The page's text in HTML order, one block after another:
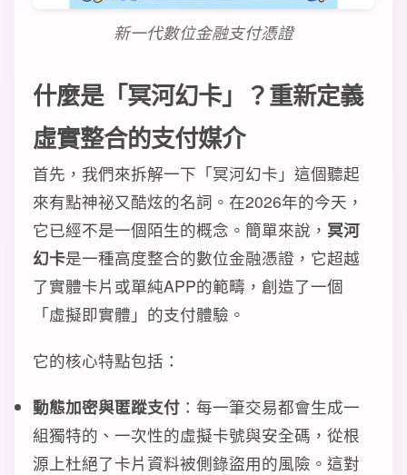
新一代數位金融支付憑證
什麼是「冥河幻卡」？重新定義
虛實整合的支付媒介
首先，我們來拆解一下「冥河幻卡」這個聽起
來有點神祕又酷炫的名詞。在2026年的今天，
它已經不是一個陌生的概念。簡單來說， 冥河
幻卡是一種高度整合的數位金融憑證，它超越
了實體卡片或單純APP的範疇，創造了一個
「虛擬即實體」的支付體驗。
它的核心特點包括：
動態加密與匿蹤支付 ：每一筆交易都會生成一
組獨特的、一次性的虛擬卡號與安全碼，從根
源上杜絕了卡片資料被側錄盜用的風險。這對